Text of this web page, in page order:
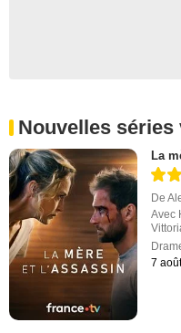
Nouvelles séries
La
De
Avec
7